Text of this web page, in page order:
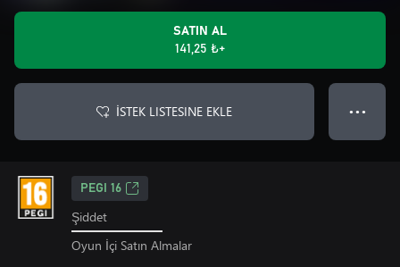
SATIN AL
141,25 ₺+
İSTEK LISTESINE EKLE ● ● ●
PEGI 16
Şiddet
Oyun İçi Satın Almalar